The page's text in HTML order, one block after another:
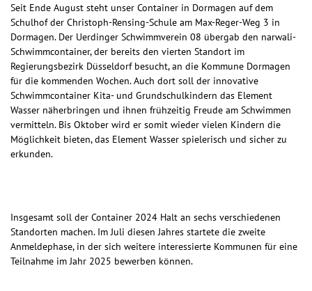
Seit Ende August steht unser Container in Dormagen auf dem
Schulhof der Christoph-Rensing-Schule am Max-Reger-Weg 3 in
Dormagen. Der Uerdinger Schwimmverein 08 übergab den narwali-
Schwimmcontainer, der bereits den vierten Standort im
Regierungsbezirk Düsseldorf besucht, an die Kommune Dormagen
für die kommenden Wochen. Auch dort soll der innovative
Schwimmcontainer Kita- und Grundschulkindern das Element
Wasser näherbringen und ihnen frühzeitig Freude am Schwimmen
vermitteln. Bis Oktober wird er somit wieder vielen Kindern die
Möglichkeit bieten, das Element Wasser spielerisch und sicher zu
erkunden.
Insgesamt soll der Container 2024 Halt an sechs verschiedenen
Standorten machen. Im Juli diesen Jahres startete die zweite
Anmeldephase, in der sich weitere interessierte Kommunen für eine
Teilnahme im Jahr 2025 bewerben können.